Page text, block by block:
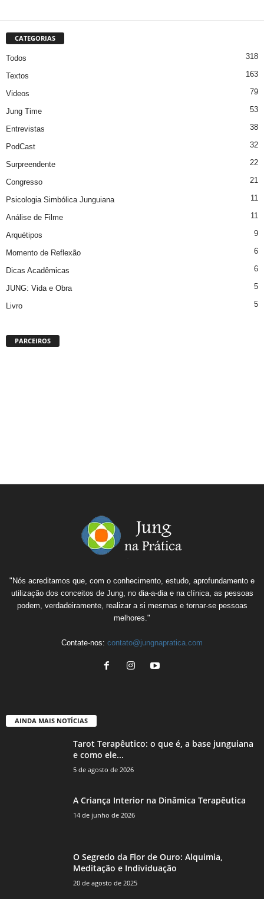
CATEGORIAS
Todos 318
Textos 163
Videos 79
Jung Time 53
Entrevistas 38
PodCast 32
Surpreendente 22
Congresso 21
Psicologia Simbólica Junguiana 11
Análise de Filme 11
Arquétipos 9
Momento de Reflexão 6
Dicas Acadêmicas 6
JUNG: Vida e Obra 5
Livro 5
PARCEIROS
"Nós acreditamos que, com o conhecimento, estudo, aprofundamento e
utilização dos conceitos de Jung, no dia-a-dia e na clínica, as pessoas
podem, verdadeiramente, realizar a si mesmas e tornar-se pessoas
melhores."
Contate-nos: contato@jungnapratica.com
AINDA MAIS NOTÍCIAS
Tarot Terapêutico: o que é, a base junguiana
e como ele...
5 de agosto de 2026
A Criança Interior na Dinâmica Terapêutica
14 de junho de 2026
O Segredo da Flor de Ouro: Alquimia,
Meditação e Individuação
20 de agosto de 2025